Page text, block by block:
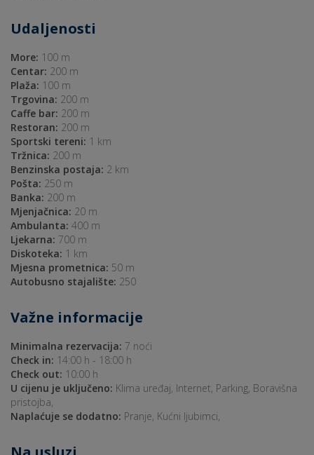
Udaljenosti
More: 100 m
Centar: 200 m
Plaža: 100 m
Trgovina: 200 m
Caffe bar: 200 m
Restoran: 200 m
Sportski tereni: 1 km
Tržnica: 200 m
Benzinska postaja: 2 km
Pošta: 250 m
Banka: 200 m
Mjenjačnica: 20 m
Ambulanta: 400 m
Ljekarna: 700 m
Diskoteka: 1 km
Mjesna prometnica: 50 m
Autobusno stajalište: 250
Važne informacije
Minimalna rezervacija: 7 noći
Check in: 14:00 h - 18:00 h
Check out: 10:00 h
U cijenu je uključeno: Klima uređaj, Internet, Parking, Boravišna
pristojba,
Naplaćuje se dodatno: Pranje, Kućni ljubimci,